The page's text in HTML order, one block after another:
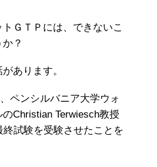
ＧＴＰには、できないこ
？
あります。
、ペンシルバニア大学ウォ
Christian Terwiesch教授
終試験を受験させたことを